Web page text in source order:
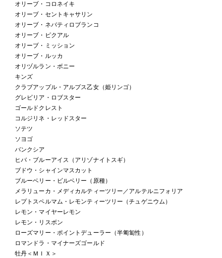
オリーブ・コロネイキ
オリーブ・セントキャサリン
オリーブ・ネバティロブランコ
オリーブ・ピクアル
オリーブ・ミッション
オリーブ・ルッカ
オリヅルラン・ボニー
キンズ
クラブアップル・アルプス乙女（姫リンゴ）
グレビリア・ロブスター
ゴールドクレスト
コルジリネ・レッドスター
ソテツ
ソヨゴ
バンクシア
ヒバ・ブルーアイス（アリゾナイトスギ）
ブドウ・シャインマスカット
ブルーベリー・ビルベリー（原種）
メラリューカ・メディカルティーツリー／アルテルニフォリア
レプトスペルマム・レモンティーツリー（チュゲニウム）
レモン・マイヤーレモン
レモン・リスボン
ローズマリー・ポイントデューラー（半匍匐性）
ロマンドラ・マイナーズゴールド
牡丹＜ＭＩＸ＞